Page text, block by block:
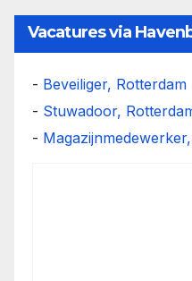
Vacatures via
- Beveiliger, Rotterdam
- Stuwadoor,
-